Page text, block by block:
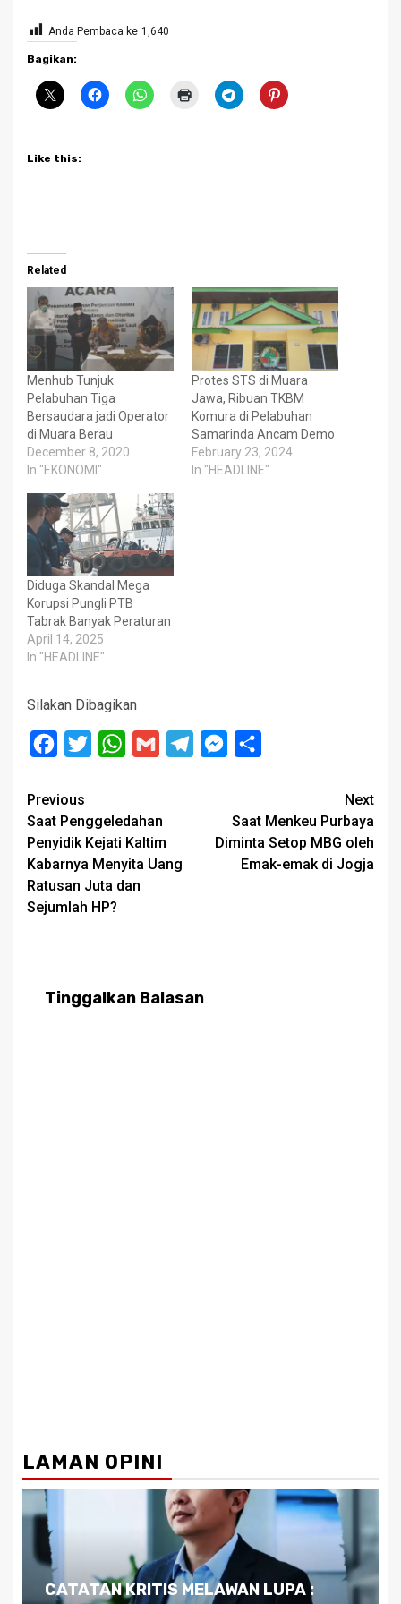
Anda Pembaca ke 1,640
Bagikan:
Like this:
Related
Menhub Tunjuk
Pelabuhan Tiga
Bersaudara jadi Operator
di Muara Berau
December 8, 2020
In "EKONOMI"
Protes STS di Muara
Jawa, Ribuan TKBM
Komura di Pelabuhan
Samarinda Ancam Demo
February 23, 2024
In "HEADLINE"
Diduga Skandal Mega
Korupsi Pungli PTB
Tabrak Banyak Peraturan
April 14, 2025
In "HEADLINE"
Silakan Dibagikan
Facebook
Twitter WhatsApp
Gmail TelegramMessenger
Post
navigation
Previous
Saat Penggeledahan
Penyidik Kejati Kaltim
Kabarnya Menyita Uang
Ratusan Juta dan
Sejumlah HP?
Next
Saat Menkeu Purbaya
Diminta Setop MBG oleh
Emak-emak di Jogja
Tinggalkan Balasan
LAMAN OPINI
Dilema Kaltim di Tengah Krisis: